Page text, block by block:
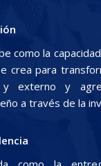
como la
crea para
y externo y
a través de la